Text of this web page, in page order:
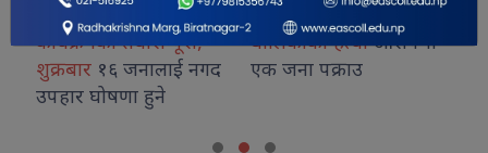
करदाता प्रोत्साहन उपहार
कार्यक्रमको तयारी पूरा,
शुक्रबार १६ जनालाई नगद
उपहार घोषणा हुने
मोरङमा ४ वर्षीया
बालिकाको हत्या आरोपमा
एक जना पक्राउ